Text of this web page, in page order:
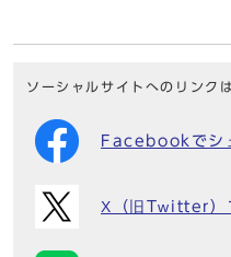
ソーシャルサイトへのリンク
Facebookでシ
X（旧Twitter）